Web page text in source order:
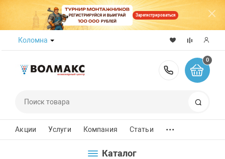
Зарегистрироваться
Коломна
8 (800)
0
Акции Услуги Компания Статьи ...
Каталог